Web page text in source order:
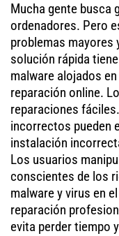
Mucha gente busca
ordenadores. Pero
problemas mayores
solución rápida
malware alojados
reparación online.
reparaciones
incorrectos pueden
instalación
Los usuarios
conscientes de los
malware y virus en
reparación
evita perder tiempo